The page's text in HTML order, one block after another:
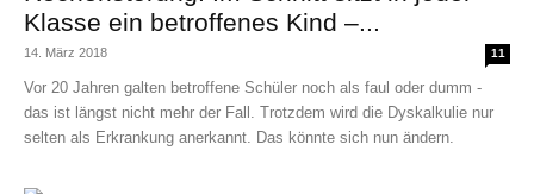
Klasse ein betroffenes Kind –...
14. März 2018 11
Vor 20 Jahren galten betroffene Schüler noch als faul oder dumm -
das ist längst nicht mehr der Fall. Trotzdem wird die Dyskalkulie nur
selten als Erkrankung anerkannt. Das könnte sich nun ändern.